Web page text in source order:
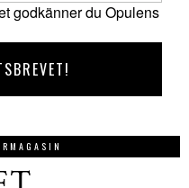
godkänner du Opulens